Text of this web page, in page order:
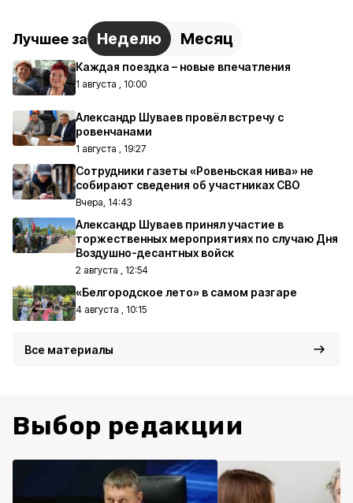
Лучшее за Неделю Месяц
Каждая поездка – новые впечатления
1 августа , 10:00
Александр Шуваев провёл встречу с
ровенчанами
1 августа , 19:27
Сотрудники газеты «Ровеньская нива» не
собирают сведения об участниках СВО
Вчера, 14:43
Александр Шуваев принял участие в
торжественных мероприятиях по случаю Дня
Воздушно-десантных войск
2 августа , 12:54
«Белгородское лето» в самом разгаре
4 августа , 10:15
Все материалы
Выбор редакции